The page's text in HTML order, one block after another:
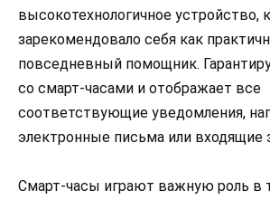
высокотехнологичное устройство,
зарекомендовало себя как
повседневный помощник.
со смарт-часами и отображает все
соответствующие уведомления,
электронные письма или входящие
Смарт-часы играют важную роль в